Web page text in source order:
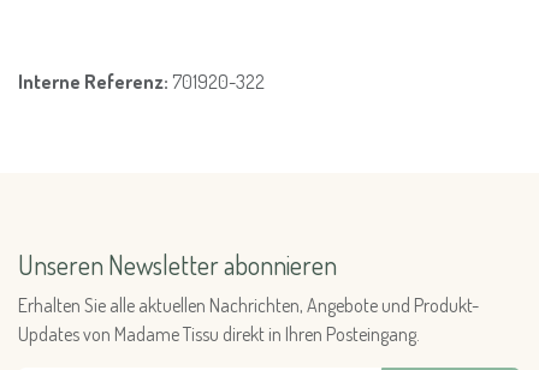
Interne Referenz: 701920-322
Unseren Newsletter abonnieren
Erhalten Sie alle aktuellen Nachrichten, Angebote und Produkt-
Updates von Madame Tissu direkt in Ihren Posteingang.